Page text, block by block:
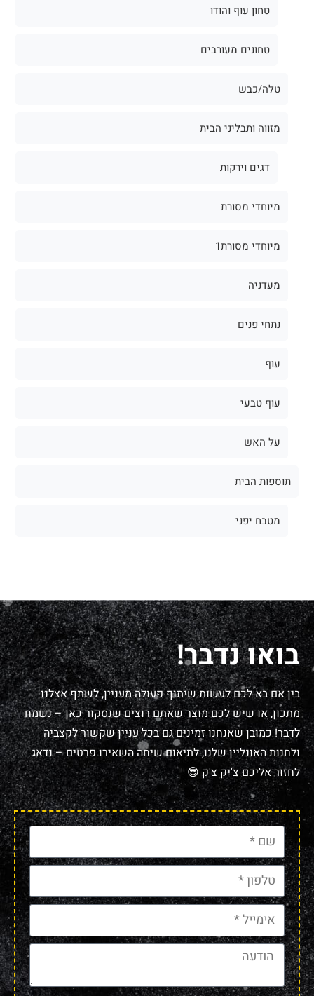
טחון עוף והודו
טחונים מעורבים
טלה/כבש
מזווה ותבליני הבית
דגים וירקות
מיוחדי מסורת
מיוחדי מסורת1
מעדניה
נתחי פנים
עוף
עוף טבעי
על האש
תוספות הבית
מטבח יפני
בואו נדבר!
בין אם בא לכם לעשות שיתוף פעולה מעניין, לשתף אצלנו
מתכון, או שיש לכם מוצר שאתם רוצים שנסקור כאן – נשמח
לדבר! כמובן שאנחנו זמינים גם בכל עניין שקשור לקצביה
ולחנות האונליין שלנו, לתיאום שיחה השאירו פרטים – נדאג
לחזור אליכם צ'יק צ'ק 😎